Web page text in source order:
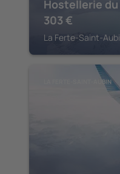
Hostellerie du
303 €
La Ferte-Saint-
LA FERTE-SAINT-AUBIN